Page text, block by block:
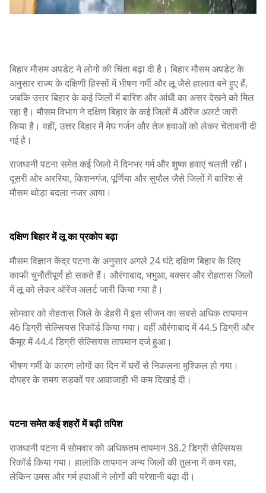
बिहार मौसम अपडेट ने लोगों की चिंता बढ़ा दी है। बिहार मौसम अपडेट के
अनुसार राज्य के दक्षिणी हिस्सों में भीषण गर्मी और लू जैसे हालात बने हुए हैं,
जबकि उत्तर बिहार के कई जिलों में बारिश और आंधी का असर देखने को मिल
रहा है। मौसम विभाग ने दक्षिण बिहार के कई जिलों में ऑरेंज अलर्ट जारी
किया है। वहीं, उत्तर बिहार में मेघ गर्जन और तेज हवाओं को लेकर चेतावनी दी
गई है।
राजधानी पटना समेत कई जिलों में दिनभर गर्म और शुष्क हवाएं चलती रहीं।
दूसरी ओर अररिया, किशनगंज, पूर्णिया और सुपौल जैसे जिलों में बारिश से
मौसम थोड़ा बदला नजर आया।
दक्षिण बिहार में लू का प्रकोप बढ़ा
मौसम विज्ञान केंद्र पटना के अनुसार अगले 24 घंटे दक्षिण बिहार के लिए
काफी चुनौतीपूर्ण हो सकते हैं। औरंगाबाद, भभुआ, बक्सर और रोहतास जिलों
में लू को लेकर ऑरेंज अलर्ट जारी किया गया है।
सोमवार को रोहतास जिले के डेहरी में इस सीजन का सबसे अधिक तापमान
46 डिग्री सेल्सियस रिकॉर्ड किया गया। वहीं औरंगाबाद में 44.5 डिग्री और
कैमूर में 44.4 डिग्री सेल्सियस तापमान दर्ज हुआ।
भीषण गर्मी के कारण लोगों का दिन में घरों से निकलना मुश्किल हो गया।
दोपहर के समय सड़कों पर आवाजाही भी कम दिखाई दी।
पटना समेत कई शहरों में बढ़ी तपिश
राजधानी पटना में सोमवार को अधिकतम तापमान 38.2 डिग्री सेल्सियस
रिकॉर्ड किया गया। हालांकि तापमान अन्य जिलों की तुलना में कम रहा,
लेकिन उमस और गर्म हवाओं ने लोगों की परेशानी बढ़ा दी।